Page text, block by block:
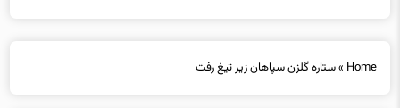
Home
»ستاره گلزن سپاهان زیر تیغ رفت